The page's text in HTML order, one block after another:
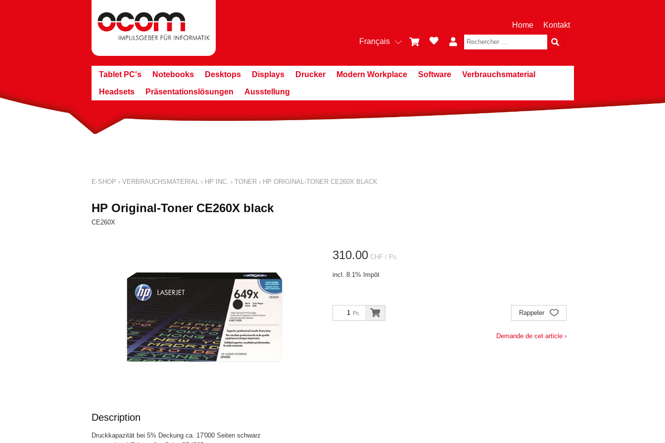
Home
Kontakt
Français
Tablet PC's Notebooks Desktops Displays Drucker Modern Workplace Software Verbrauchsmaterial
Headsets Präsentationslösungen Ausstellung
E-SHOP › VERBRAUCHSMATERIAL › HP INC. › TONER › HP ORIGINAL-TONER CE260X BLACK
HP Original-Toner CE260X black
CE260X
310.00 CHF / Pc.
incl. 8.1% Impôt
Pc. Rappeler
Demande de cet article ›
Description
Druckkapazität bei 5% Deckung ca. 17'000 Seiten schwarz